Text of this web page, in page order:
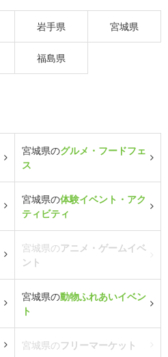
岩手県 宮城県
福島県
宮城県のグルメ・フードフェ
ス
宮城県の体験イベント・アク
ティビティ
宮城県のアニメ・ゲームイベ
ント
宮城県の動物ふれあいイベン
ト
宮城県のフリーマーケット